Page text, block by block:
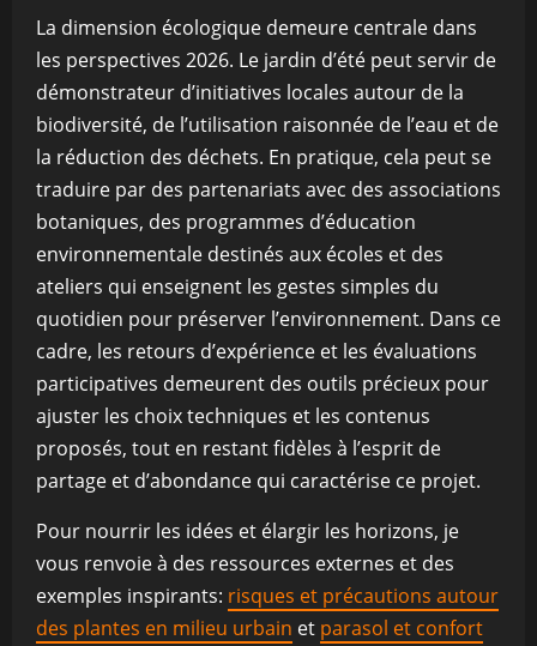
La dimension écologique demeure centrale dans
les perspectives 2026. Le jardin d’été peut servir de
démonstrateur d’initiatives locales autour de la
biodiversité, de l’utilisation raisonnée de l’eau et de
la réduction des déchets. En pratique, cela peut se
traduire par des partenariats avec des associations
botaniques, des programmes d’éducation
environnementale destinés aux écoles et des
ateliers qui enseignent les gestes simples du
quotidien pour préserver l’environnement. Dans ce
cadre, les retours d’expérience et les évaluations
participatives demeurent des outils précieux pour
ajuster les choix techniques et les contenus
proposés, tout en restant fidèles à l’esprit de
partage et d’abondance qui caractérise ce projet.
Pour nourrir les idées et élargir les horizons, je
vous renvoie à des ressources externes et des
exemples inspirants: risques et précautions autour
des plantes en milieu urbain et parasol et confort